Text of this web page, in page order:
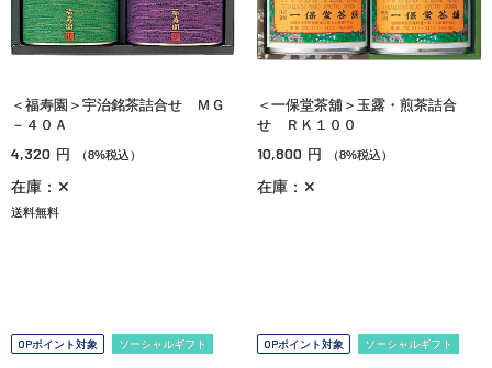
＜福寿園＞宇治銘茶詰合せ ＭＧ
－４０Ａ
4,320 円 （8%税込）
在庫：✕
送料無料
＜一保堂茶舖＞玉露・煎茶詰合
せ ＲＫ１００
10,800 円 （8%税込）
在庫：✕
OPポイント対象 ソーシャルギフト OPポイント対象 ソーシャルギフト